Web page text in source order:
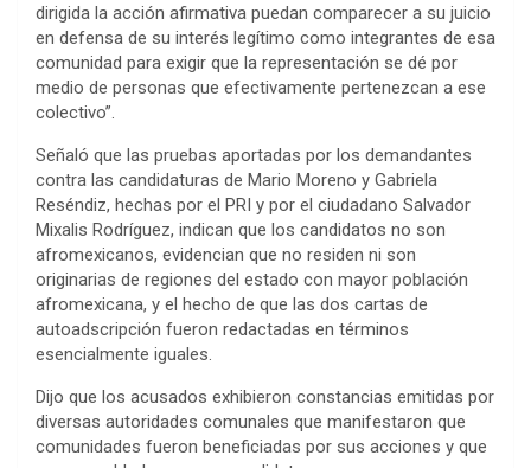
dirigida la acción afirmativa puedan comparecer a su juicio
en defensa de su interés legítimo como integrantes de esa
comunidad para exigir que la representación se dé por
medio de personas que efectivamente pertenezcan a ese
colectivo”.
Señaló que las pruebas aportadas por los demandantes
contra las candidaturas de Mario Moreno y Gabriela
Reséndiz, hechas por el PRI y por el ciudadano Salvador
Mixalis Rodríguez, indican que los candidatos no son
afromexicanos, evidencian que no residen ni son
originarias de regiones del estado con mayor población
afromexicana, y el hecho de que las dos cartas de
autoadscripción fueron redactadas en términos
esencialmente iguales.
Dijo que los acusados exhibieron constancias emitidas por
diversas autoridades comunales que manifestaron que
comunidades fueron beneficiadas por sus acciones y que